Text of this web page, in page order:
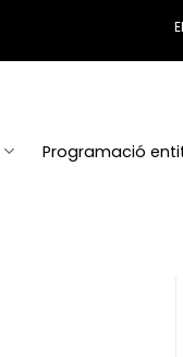
Programació